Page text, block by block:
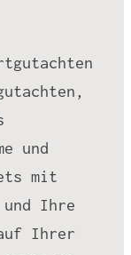
und
mit
Ihre
Ihrer